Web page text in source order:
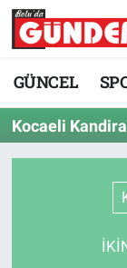
GÜNCEL
Kocaeli
Merkez
Merkez
Merkez
Süper Lig
Tüm